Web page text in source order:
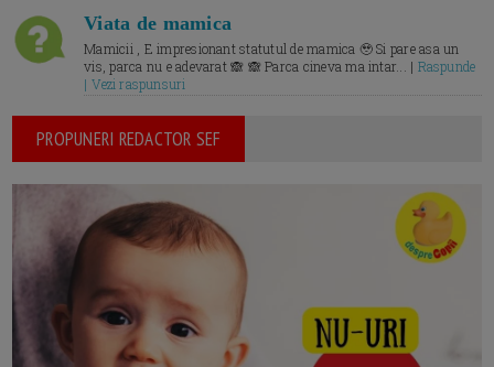
Viata de mamica
Mamicii , E impresionant statutul de mamica 🥹 Si pare asa un
vis, parca nu e adevarat 🙈 🙈 Parca cineva ma intar... | Raspunde
| Vezi raspunsuri
PROPUNERI REDACTOR SEF